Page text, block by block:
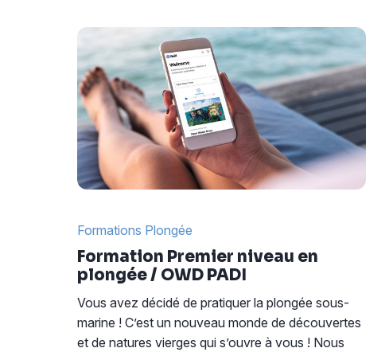
Formations Plongée
Formation Premier niveau en
plongée / OWD PADI
Vous avez décidé de pratiquer la plongée sous-
marine ! C’est un nouveau monde de découvertes
et de natures vierges qui s’ouvre à vous ! Nous